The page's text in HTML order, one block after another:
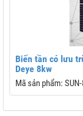
Biến tần có lưu
Deye 8kw
Mã sản phẩm:
Dải công suất: 8kW